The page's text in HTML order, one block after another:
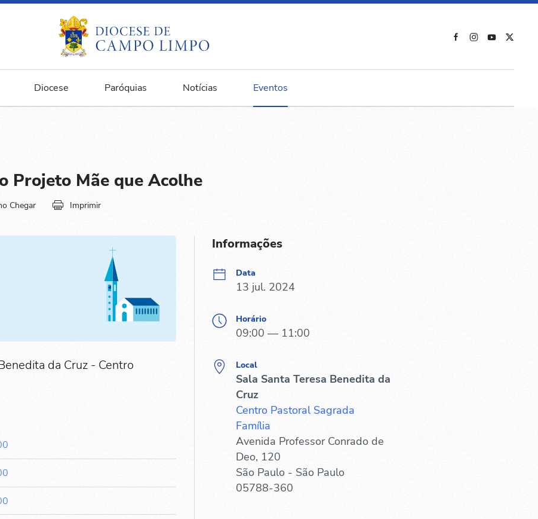
Diocese Paróquias Notícias Eventos
Projeto Mãe que Acolhe
Chegar Imprimir
da Cruz - Centro
Informações
Data
13 jul. 2024
Horário
09:00 — 11:00
Local
Sala Santa Teresa Benedita da
Cruz
Centro Pastoral Sagrada
Família
Avenida Professor Conrado de
Deo, 120
São Paulo - São Paulo
05788-360